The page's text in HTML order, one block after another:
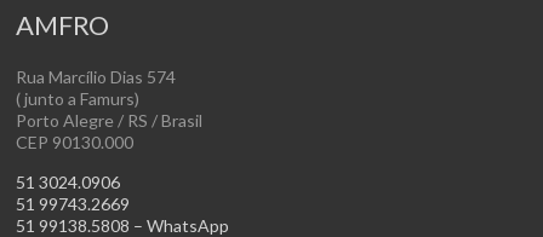
AMFRO
Rua Marcílio Dias 574
( junto a Famurs)
Porto Alegre / RS / Brasil
CEP 90130.000
51 3024.0906
51 99743.2669
51 99138.5808 – WhatsApp